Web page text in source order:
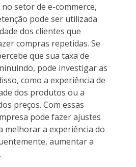
setor de e-commerce,
pode ser utilizada
dos clientes que
compras repetidas. Se
que sua taxa de
pode investigar as
como a experiência de
dos produtos ou a
preços. Com essas
pode fazer ajustes
melhorar a experiência do
aumentar a